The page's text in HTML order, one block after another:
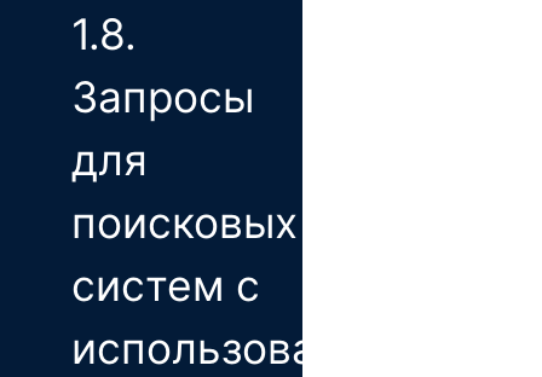
1.8.
Запросы
для
поисковых
систем с
использованием